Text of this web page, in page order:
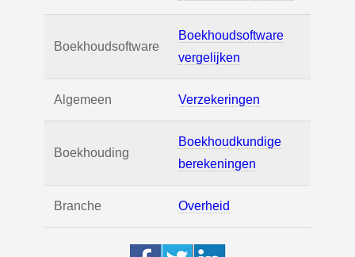
Boekhoudsoftware
Boekhoudsoftware
vergelijken
Algemeen Verzekeringen
Boekhouding
Boekhoudkundige
berekeningen
Branche Overheid